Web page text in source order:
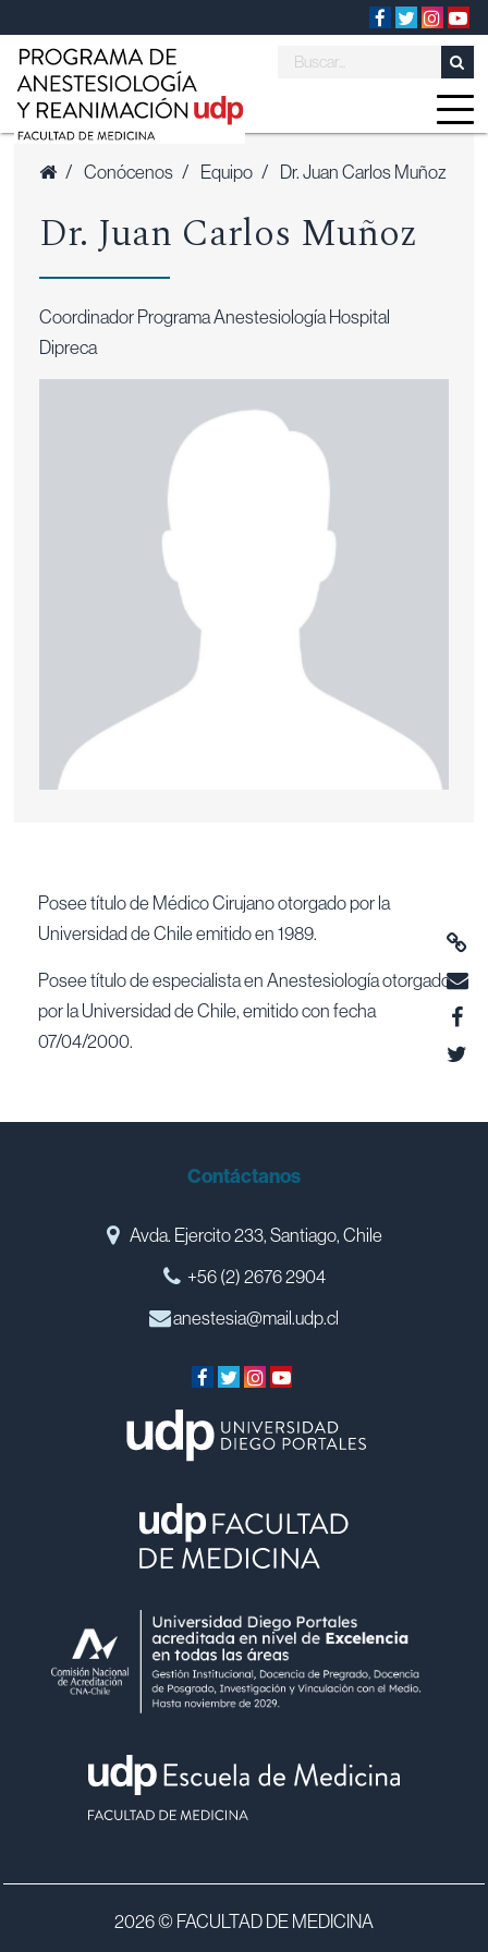
/ Conócenos / Equipo / Dr. Juan Carlos Muñoz
Dr. Juan Carlos Muñoz
Coordinador Programa Anestesiología Hospital
Dipreca
Posee título de Médico Cirujano otorgado por la
Universidad de Chile emitido en 1989.
Posee título de especialista en Anestesiología otorgado
por la Universidad de Chile, emitido con fecha
07/04/2000.
Contáctanos
Avda. Ejercito 233, Santiago, Chile
+56 (2) 2676 2904
anestesia@mail.udp.cl
2026 © FACULTAD DE MEDICINA